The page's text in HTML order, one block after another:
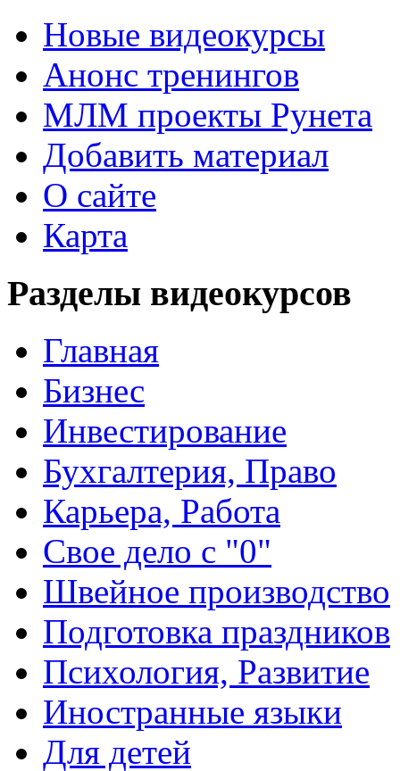
Новые видеокурсы
Анонс тренингов
МЛМ проекты Рунета
Добавить материал
О сайте
Карта
Разделы видеокурсов
Главная
Бизнес
Инвестирование
Бухгалтерия, Право
Карьера, Работа
Свое дело с "0"
Швейное производство
Подготовка праздников
Психология, Развитие
Иностранные языки
Для детей